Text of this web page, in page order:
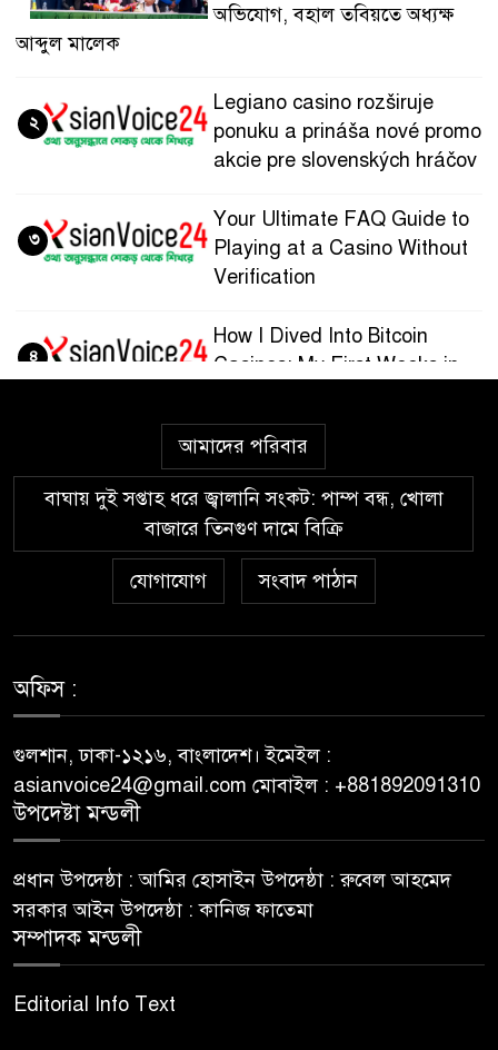
অভিযোগ, বহাল তবিয়তে অধ্যক্ষ
আব্দুল মালেক
Legiano casino rozširuje
ponuku a prináša nové promo
akcie pre slovenských hráčov
২
Your Ultimate FAQ Guide to
Playing at a Casino Without
Verification
৩
How I Dived Into Bitcoin
Casinos: My First Weeks in
৪
Guía paso a paso para
registrarte y jugar en
Wazamba Casino
৫
Kako sam otkrio Lolajack
Casino – osobno iskustvo od
Popularna Online Kazina:
Koja je Bolja Opcija?
Games, Revamped Bonuses
and Mobile Upgrades
৮
৯
আমাদের পরিবার
বাঘায় দুই সপ্তাহ ধরে জ্বালানি সংকট: পাম্প বন্ধ, খোলা
বাজারে তিনগুণ দামে বিক্রি
যোগাযোগ সংবাদ পাঠান
অফিস :
গুলশান, ঢাকা-১২১৬, বাংলাদেশ। ইমেইল :
asianvoice24@gmail.com মোবাইল : +881892091310
উপদেষ্টা মন্ডলী
প্রধান উপদেষ্ঠা : আমির হোসাইন উপদেষ্ঠা : রুবেল আহমেদ
সরকার আইন উপদেষ্ঠা : কানিজ ফাতেমা
সম্পাদক মন্ডলী
Editorial Info Text